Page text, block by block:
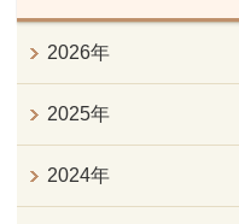
2026年
2025年
2024年